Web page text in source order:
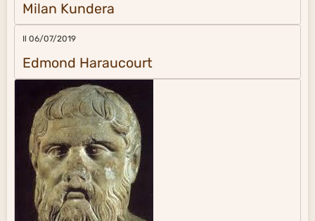
Milan Kundera
Il 06/07/2019
Edmond Haraucourt